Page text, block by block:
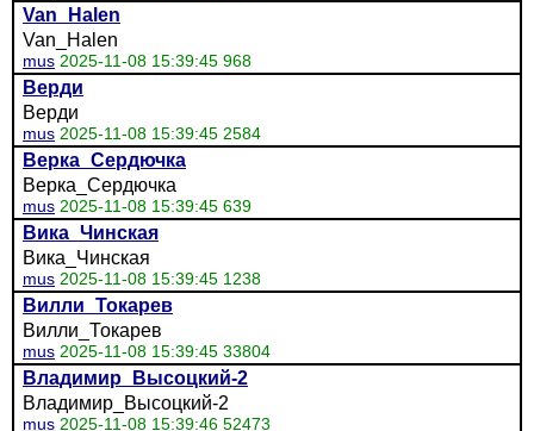
Van_Halen
Van_Halen
mus 2025-11-08 15:39:45 968
Верди
Верди
mus 2025-11-08 15:39:45 2584
Верка_Сердючка
Верка_Сердючка
mus 2025-11-08 15:39:45 639
Вика_Чинская
Вика_Чинская
mus 2025-11-08 15:39:45 1238
Вилли_Токарев
Вилли_Токарев
mus 2025-11-08 15:39:45 33804
Владимир_Высоцкий-2
Владимир_Высоцкий-2
mus 2025-11-08 15:39:46 52473